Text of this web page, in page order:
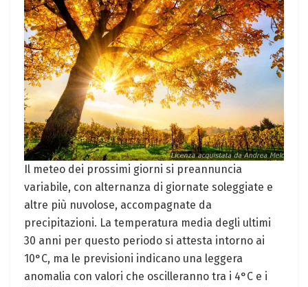
Il meteo dei prossimi giorni si preannuncia
variabile, con alternanza di giornate soleggiate e
altre più nuvolose, accompagnate da
precipitazioni. La temperatura media degli ultimi
30 anni per questo periodo si attesta intorno ai
10°C, ma le previsioni indicano una leggera
anomalia con valori che oscilleranno tra i 4°C e i